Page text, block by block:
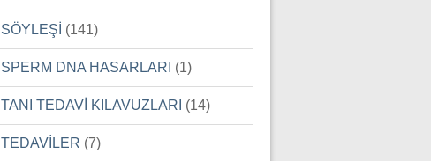
SÖYLEŞİ (141)
SPERM DNA HASARLARI (1)
TANI TEDAVİ KILAVUZLARI (14)
TEDAVİLER (7)